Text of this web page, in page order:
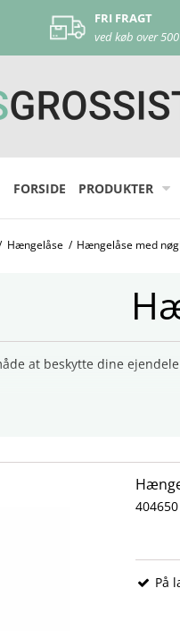
DAG TIL DAG
ved bestilling
FORSIDE PRODUKTER
Hængelåse / Hængelåse med
at beskytte dine
404650
På